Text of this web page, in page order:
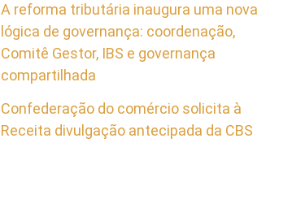
A reforma tributária inaugura uma nova
lógica de governança: coordenação,
Comitê Gestor, IBS e governança
compartilhada
Confederação do comércio solicita à
Receita divulgação antecipada da CBS